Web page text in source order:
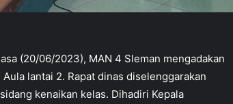
(20/06/2023), MAN 4 Sleman mengadakan
lantai 2. Rapat dinas diselenggarakan
kenaikan kelas. Dihadiri Kepala